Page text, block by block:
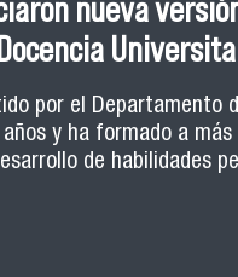
nueva
por el Departamento
y ha formado a
de habilidades
enseñanza
estrategias de
son algunos de los ejes
formativo orientado a